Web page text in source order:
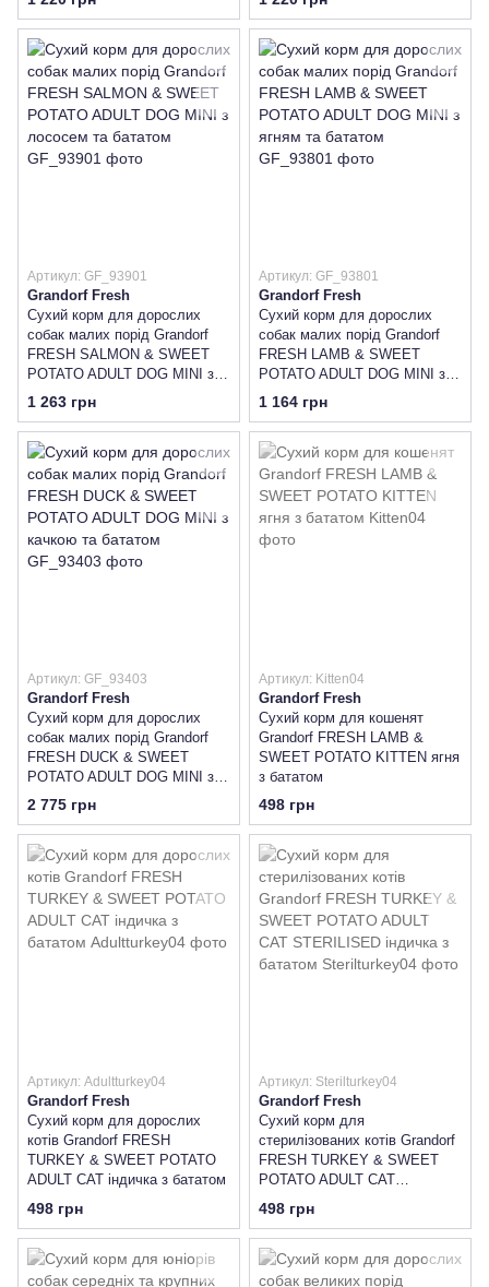
качкою та бататом з лососем та бататом
Артикул: GF_93901
Grandorf Fresh
Сухий корм для дорослих
собак малих порід Grandorf
FRESH SALMON & SWEET
POTATO ADULT DOG MINI з
лососем та бататом
1 263 грн
Артикул: GF_93801
Grandorf Fresh
Сухий корм для дорослих
собак малих порід Grandorf
FRESH LAMB & SWEET
POTATO ADULT DOG MINI з
ягням та бататом
1 164 грн
Артикул: GF_93403
Grandorf Fresh
Сухий корм для дорослих
собак малих порід Grandorf
FRESH DUCK & SWEET
POTATO ADULT DOG MINI з
качкою та бататом
2 775 грн
Артикул: Kitten04
Grandorf Fresh
Сухий корм для кошенят
Grandorf FRESH LAMB &
SWEET POTATO KITTEN ягня
з бататом
498 грн
Артикул: Adultturkey04
Grandorf Fresh
Сухий корм для дорослих
котів Grandorf FRESH
TURKEY & SWEET POTATO
ADULT CAT індичка з бататом
498 грн
Артикул: Sterilturkey04
Grandorf Fresh
Сухий корм для
стерилізованих котів Grandorf
FRESH TURKEY & SWEET
POTATO ADULT CAT
STERILISED індичка з
бататом
498 грн